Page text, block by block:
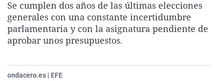
La rosa de los vientos
Gente viajera
Caso
Retornados
Extremadura
Galicia
Virales
Televisión
Se cumplen dos años de las últimas elecciones
generales con una constante incertidumbre
parlamentaria y con la asignatura pendiente de
aprobar unos presupuestos.
ondacero.es | EFE